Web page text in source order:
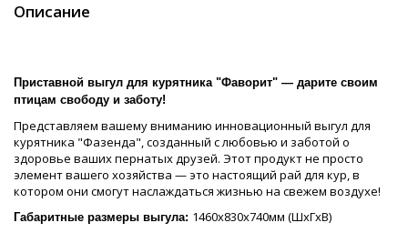
Описание
Приставной выгул для курятника "Фаворит" — дарите своим
птицам свободу и заботу!
Представляем вашему вниманию инновационный выгул для
курятника "Фазенда", созданный с любовью и заботой о
здоровье ваших пернатых друзей. Этот продукт не просто
элемент вашего хозяйства — это настоящий рай для кур, в
котором они смогут наслаждаться жизнью на свежем воздухе!
Габаритные размеры выгула: 1460х830х740мм (ШхГхВ)